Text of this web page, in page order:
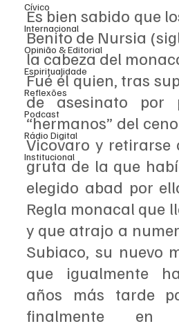
Cívico
Internacional
Opinião & Editorial
Espiritualidade
Reflexões
Podcast
Rádio Digital
Institucional
Es bien sabido que
Benito de Nursia
la cabeza del
Fué él quien, tras
de asesinato por
“hermanos” del
Vicovaro y
gruta de la que
elegido abad por
Regla monacal que
y que atrajo a
Subiaco, su nuevo
que igualmente
años más tarde
finalmente en